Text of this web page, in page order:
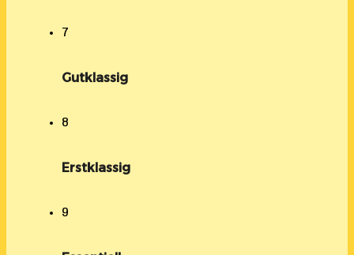
7
Gutklassig
8
Erstklassig
9